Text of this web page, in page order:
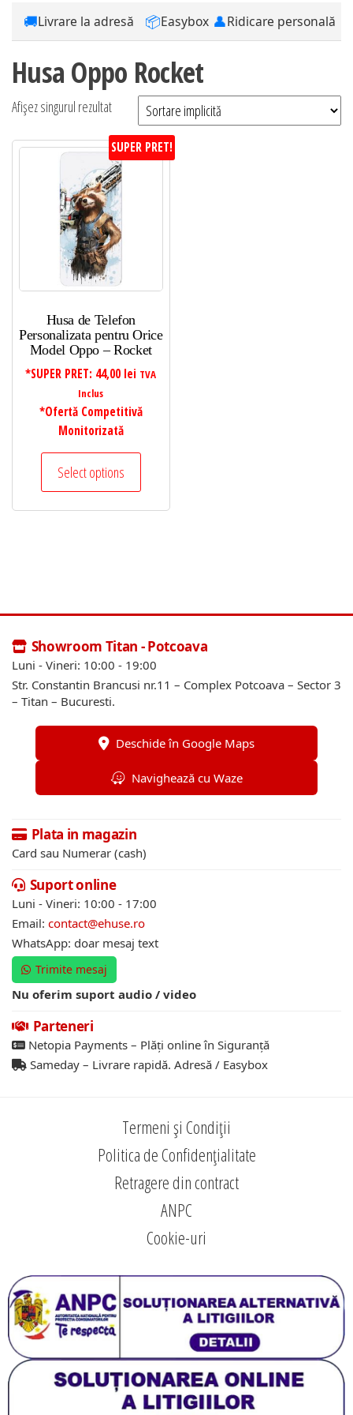
🚚Livrare la adresă 📦Easybox 👤Ridicare personală
Husa Oppo Rocket
Afișez singurul rezultat
SUPER PRET!
Husa de Telefon
Personalizata pentru Orice
Model Oppo – Rocket
*SUPER PRET: 44,00 lei TVA
Inclus
*Ofertă Competitivă
Monitorizată
Select options
Showroom Titan - Potcoava
Luni - Vineri: 10:00 - 19:00
Str. Constantin Brancusi nr.11 – Complex Potcoava – Sector 3
– Titan – Bucuresti.
Deschide în Google Maps
Navighează cu Waze
Plata in magazin
Card sau Numerar (cash)
Suport online
Luni - Vineri: 10:00 - 17:00
Email: contact@ehuse.ro
WhatsApp: doar mesaj text
Trimite mesaj
Nu oferim suport audio / video
Parteneri
Netopia Payments – Plăți online în Siguranță
Sameday – Livrare rapidă. Adresă / Easybox
Termeni și Condiții
Politica de Confidențialitate
Retragere din contract
ANPC
Cookie-uri